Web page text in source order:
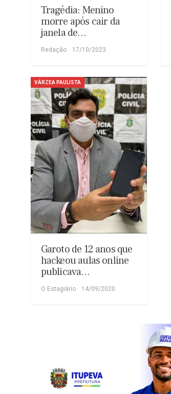
Tragédia: Menino
morre após cair da
janela de…
Redação 17/10/2023
VÁRZEA PAULISTA
Garoto de 12 anos que
hackeou aulas online
publicava…
O Estagiário 14/09/2020